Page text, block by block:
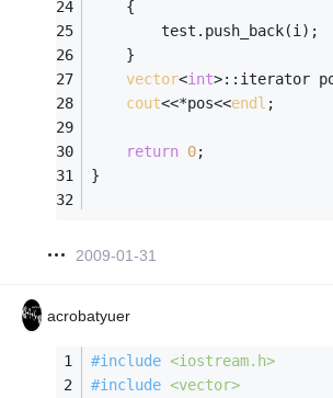
	{
		test.push_back(i);
	}
vector<int>::iterator
cout<<*pos<<endl ;
return 0;
}
2009-01-31
acrobatyuer
#include <iostream.h>
#include <vector>